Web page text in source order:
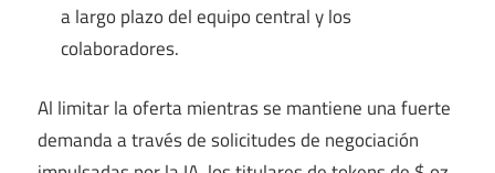
a largo plazo del equipo central y los
colaboradores.
Al limitar la oferta mientras se mantiene una fuerte
demanda a través de solicitudes de negociación